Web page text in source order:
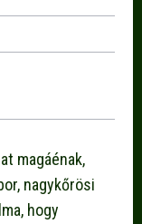
magáénak,
nagykőrösi
hogy